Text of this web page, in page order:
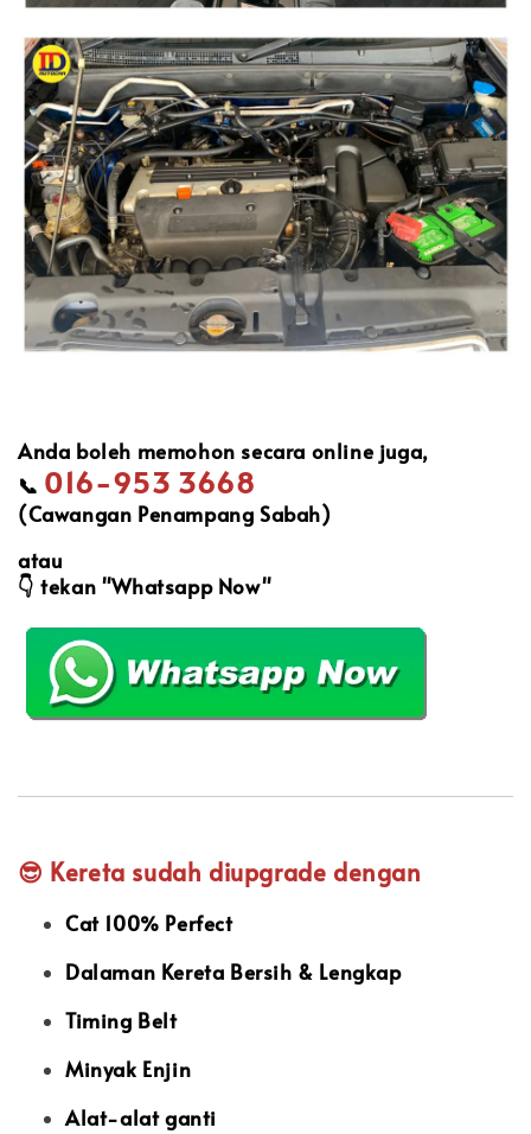
Anda boleh memohon secara online juga,
📞 016-953 3668
(Cawangan Penampang Sabah)
atau
👇 tekan "Whatsapp Now"
😎 Kereta sudah diupgrade dengan
Cat 100% Perfect
Dalaman Kereta Bersih & Lengkap
Timing Belt
Minyak Enjin
Alat-alat ganti